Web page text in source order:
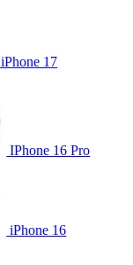
iPhone 17
IPhone 16 Pro
iPhone 16